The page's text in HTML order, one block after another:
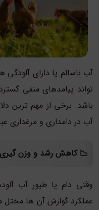
آب ناسالم یا دارای
تواند پیامدهای منفی
باشد. برخی از مهم ترین
آب در دامداری و مرغداری
📉 کاهش رشد و وزن گیری
وقتی دام یا طیور آب
عملکرد گوارش آن ها مختل